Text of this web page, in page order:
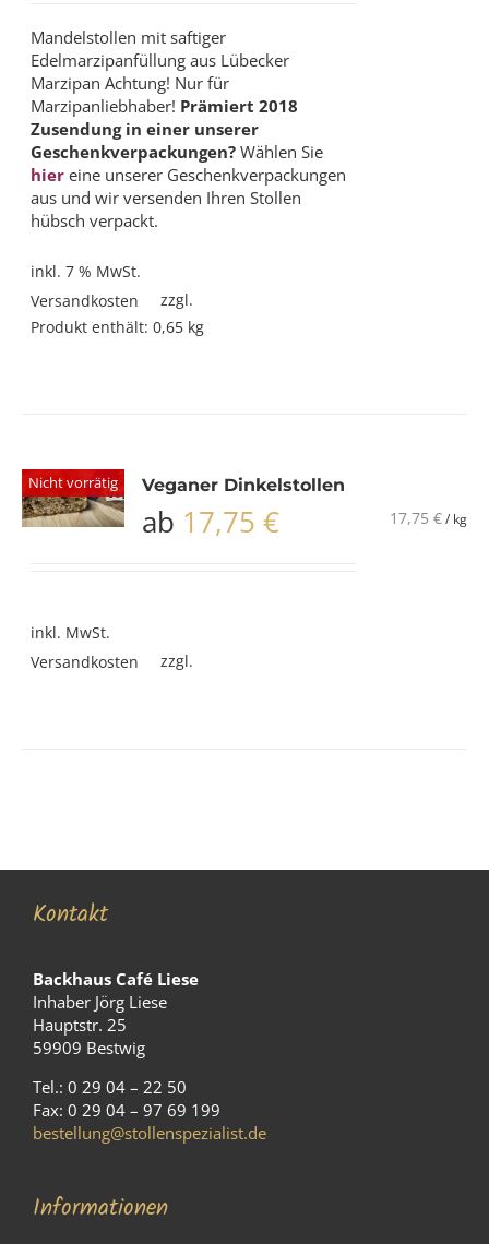
Mandelstollen mit saftiger
Edelmarzipanfüllung aus Lübecker
Marzipan Achtung! Nur für
Marzipanliebhaber! Prämiert 2018
Zusendung in einer unserer
Geschenkverpackungen? Wählen Sie
hier eine unserer Geschenkverpackungen
aus und wir versenden Ihren Stollen
hübsch verpackt.
inkl. 7 % MwSt.
zzgl.
Versandkosten
Produkt enthält: 0,65 kg
Nicht vorrätig Veganer Dinkelstollen
ab 17,75€ 17,75 €/ kg
inkl. MwSt.
zzgl.
Versandkosten
Kontakt
Backhaus Café Liese
Inhaber Jörg Liese
Hauptstr. 25
59909 Bestwig
Tel.: 0 29 04 – 22 50
Fax: 0 29 04 – 97 69 199
bestellung@stollenspezialist.de
Informationen